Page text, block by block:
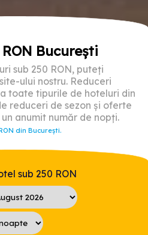
București
sub 250 RON, puteți
ului nostru. Reduceri
toate tipurile de hoteluri din
reduceri de sezon și oferte
anumit număr de nopți.
din București.
sub 250 RON